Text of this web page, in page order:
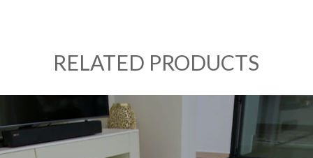
RELATED PRODUCTS